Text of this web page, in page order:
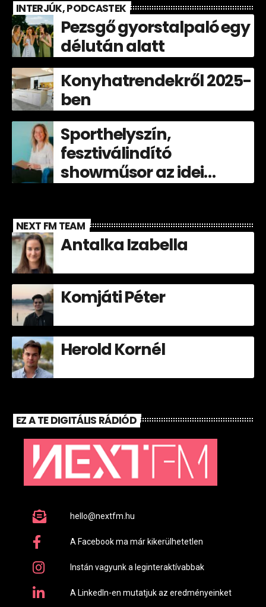
INTERJÚK, PODCASTEK
Pezsgő gyorstalpaló egy
délután alatt
Konyhatrendekről 2025-
ben
Sporthelyszín,
fesztiválindító
showműsor az idei
NEXT FM TEAM
Antalka Izabella
Komjáti Péter
Herold Kornél
EZ A TE DIGITÁLIS RÁDIÓD
hello@nextfm.hu
A Facebook ma már kikerülhetetlen
Instán vagyunk a leginteraktívabbak
A LinkedIn-en mutatjuk az eredményeinket